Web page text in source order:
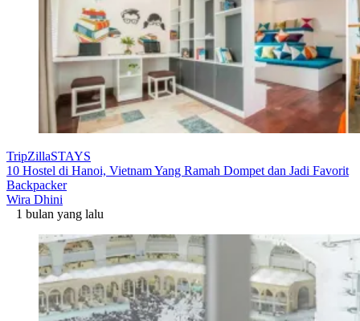
TripZillaSTAYS
10 Hostel di Hanoi, Vietnam Yang Ramah Dompet dan Jadi Favorit
Backpacker
Wira Dhini
1 bulan yang lalu